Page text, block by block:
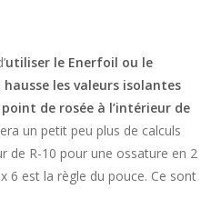
utiliser le Enerfoil ou le
les valeurs isolantes
de rosée à l’intérieur de
un petit peu plus de calculs
de R-10 pour une ossature en 2
6 est la règle du pouce. Ce sont